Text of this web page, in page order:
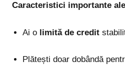
Caracteristici importante
Ai o limită de credit
Plătești doar dobândă